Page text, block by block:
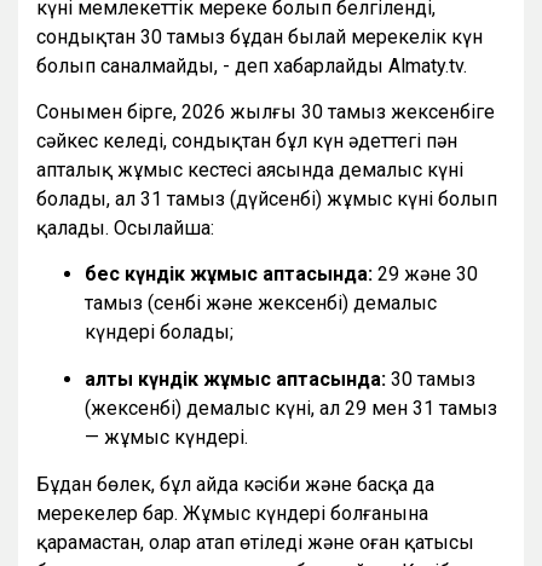
күні мемлекеттік мереке болып белгіленді,
сондықтан 30 тамыз бұдан былай мерекелік күн
болып саналмайды, - деп хабарлайды Almaty.tv.
Сонымен бірге, 2026 жылғы 30 тамыз жексенбіге
сәйкес келеді, сондықтан бұл күн әдеттегі пән
апталық жұмыс кестесі аясында демалыс күні
болады, ал 31 тамыз (дүйсенбі) жұмыс күні болып
қалады. Осылайша:
бес күндік жұмыс аптасында: 29 және 30
тамыз (сенбі және жексенбі) демалыс
күндері болады;
алты күндік жұмыс аптасында: 30 тамыз
(жексенбі) демалыс күні, ал 29 мен 31 тамыз
— жұмыс күндері.
Бұдан бөлек, бұл айда кәсіби және басқа да
мерекелер бар. Жұмыс күндері болғанына
қарамастан, олар атап өтіледі және оған қатысы